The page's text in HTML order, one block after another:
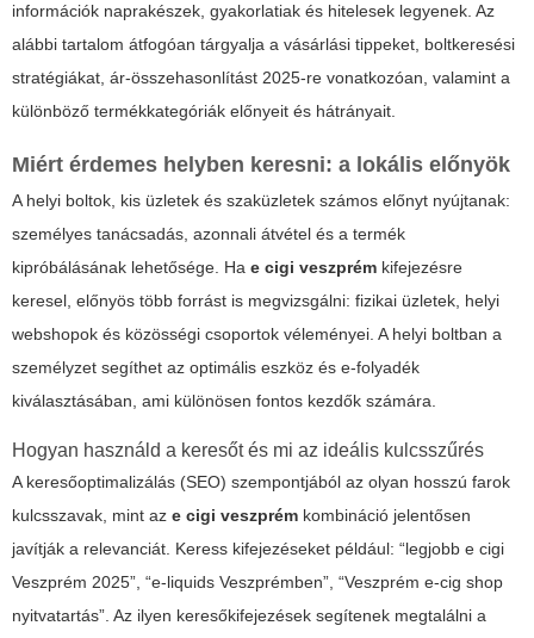
információk naprakészek, gyakorlatiak és hitelesek legyenek. Az
alábbi tartalom átfogóan tárgyalja a vásárlási tippeket, boltkeresési
stratégiákat, ár-összehasonlítást 2025-re vonatkozóan, valamint a
különböző termékkategóriák előnyeit és hátrányait.
Miért érdemes helyben keresni: a lokális előnyök
A helyi boltok, kis üzletek és szaküzletek számos előnyt nyújtanak:
személyes tanácsadás, azonnali átvétel és a termék
kipróbálásának lehetősége. Ha e cigi veszprém kifejezésre
keresel, előnyös több forrást is megvizsgálni: fizikai üzletek, helyi
webshopok és közösségi csoportok véleményei. A helyi boltban a
személyzet segíthet az optimális eszköz és e-folyadék
kiválasztásában, ami különösen fontos kezdők számára.
Hogyan használd a keresőt és mi az ideális kulcsszűrés
A keresőoptimalizálás (SEO) szempontjából az olyan hosszú farok
kulcsszavak, mint az e cigi veszprém kombináció jelentősen
javítják a relevanciát. Keress kifejezéseket például: “legjobb e cigi
Veszprém 2025”, “e-liquids Veszprémben”, “Veszprém e-cig shop
nyitvatartás”. Az ilyen keresőkifejezések segítenek megtalálni a